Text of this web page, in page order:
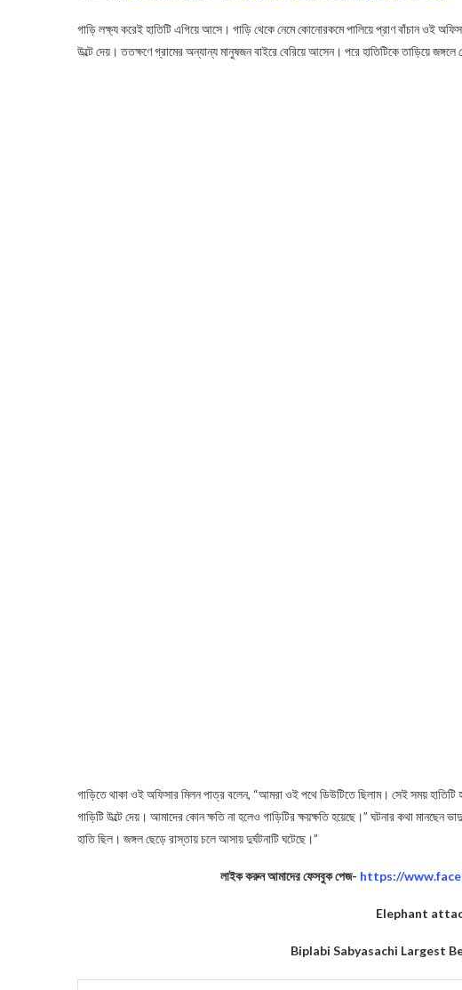
গাড়ি লক্ষ্য করেই হাতিটি এগিয়ে আসে। গাড়ি থেকে নেমে কোনোরকমে পালিয়ে প্রাণ বাঁচান ওই
উল্টে দেয়। ততক্ষণে গ্রামের অন্যান্য মানুষজন বাইরে বেরিয়ে আসেন। পরে হাতিটিকে তাড়িয়ে জঙ্গলে
Illegal Tree Cutting : বনদপ্তরের অনুমতি ছাড়াই সরকারি জায়গায় গাছ কেটে
Upper Primary : স্নাতক শিক্ষক-শিক্ষিকাদের আপার প্রাইমারি স্তরে অবনমনের
Road Accident : মেদিনীপুরে দুটি পথ দুর্ঘটনায় মৃত ১, আহত ২৩
PURBA MEDINIPUR NEWS TODAY